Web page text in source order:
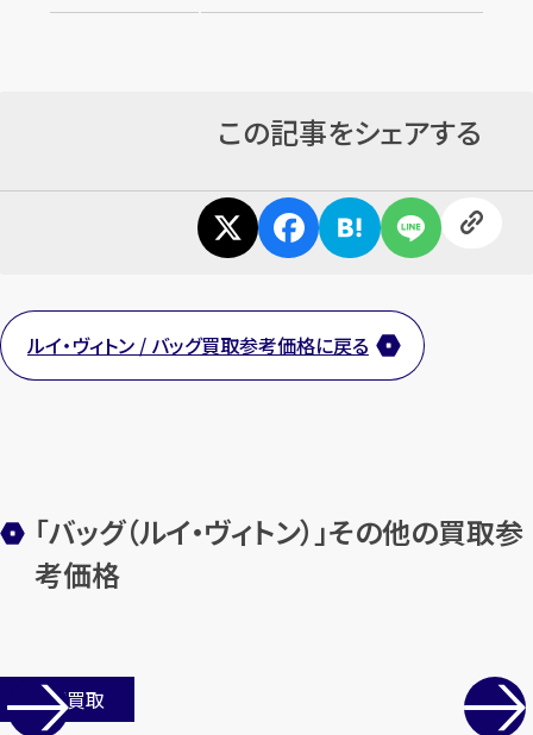
分！ 今すぐ査定金額をお伝えいた
まずはお電話で無料査定
【総合受付】24時間・年中無休(年末年
この記事をシェアする
ルイ・ヴィトン / バッグ買取参考価格に戻る
「バッグ（ルイ・ヴィトン）」その他の買取参
考価格
店舗買取